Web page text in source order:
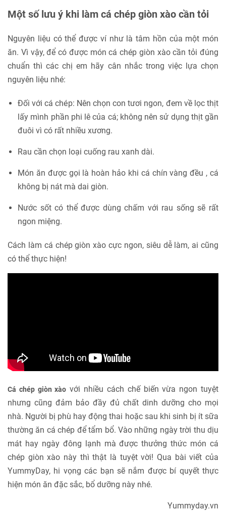
Một số lưu ý khi làm cá chép giòn xào cần tỏi
Nguyên liệu có thể được ví như là tâm hồn của một món
ăn. Vì vậy, để có được món cá chép giòn xào cần tỏi đúng
chuẩn thì các chị em hãy cân nhắc trong việc lựa chọn
nguyên liệu nhé:
Đối với cá chép: Nên chọn con tươi ngon, đem về lọc thịt
lấy mình phần phi lê của cá; không nên sử dụng thịt gần
đuôi vì có rất nhiều xương.
Rau cần chọn loại cuống rau xanh dài.
Món ăn được gọi là hoàn hảo khi cá chín vàng đều , cá
không bị nát mà dai giòn.
Nước sốt có thể được dùng chấm với rau sống sẽ rất
ngon miệng.
Cách làm cá chép giòn xào cực ngon, siêu dễ làm, ai cũng
có thể thực hiện!
Cá chép giòn xào với nhiều cách chế biến vừa ngon tuyệt
nhưng cũng đảm bảo đầy đủ chất dinh dưỡng cho mọi
nhà. Người bị phù hay động thai hoặc sau khi sinh bị ít sữa
thường ăn cá chép để tẩm bổ. Vào những ngày trời thu dịu
mát hay ngày đông lạnh mà được thưởng thức món cá
chép giòn xào này thì thật là tuyệt vời! Qua bài viết của
YummyDay, hi vọng các bạn sẽ nắm được bí quyết thực
hiện món ăn đặc sắc, bổ dưỡng này nhé.
Yummyday.vn